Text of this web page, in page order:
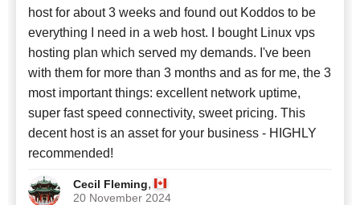
host for about 3 weeks and found out Koddos to be
everything I need in a web host. I bought Linux vps
hosting plan which served my demands. I've been
with them for more than 3 months and as for me, the 3
most important things: excellent network uptime,
super fast speed connectivity, sweet pricing. This
decent host is an asset for your business - HIGHLY
recommended!
Cecil Fleming,
20 November 2024